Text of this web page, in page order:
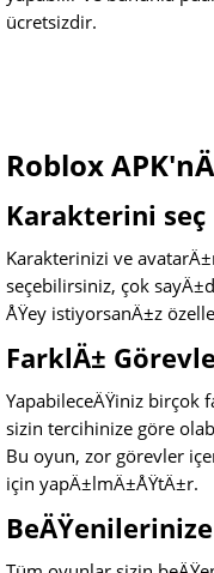
ücretsizdir.
Roblox
Karakterini seç
Karakterinizi ve
seçebilirsiniz, çok
ÅŸey istiyorsanÄ±z
FarklÄ±
YapabileceÄŸiniz birçok
sizin tercihinize göre
Bu oyun, zor görevler
için yapÄ±lmÄ±ÅŸtÄ±r.